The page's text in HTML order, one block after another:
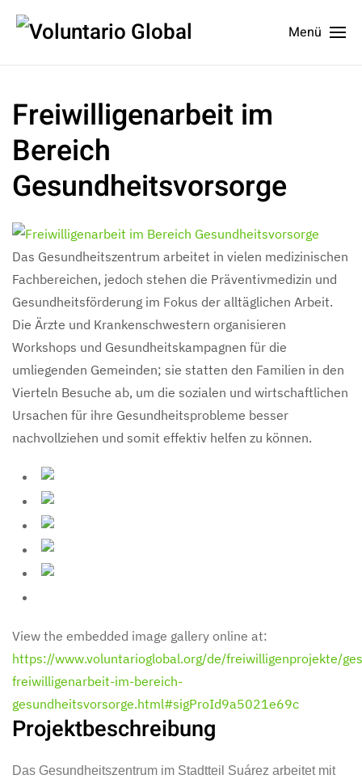
Menü
Freiwilligenarbeit im
Bereich
Gesundheitsvorsorge
Das Gesundheitszentrum arbeitet in vielen medizinischen
Fachbereichen, jedoch stehen die Präventivmedizin und
Gesundheitsförderung im Fokus der alltäglichen Arbeit.
Die Ärzte und Krankenschwestern organisieren
Workshops und Gesundheitskampagnen für die
umliegenden Gemeinden; sie statten den Familien in den
Vierteln Besuche ab, um die sozialen und wirtschaftlichen
Ursachen für ihre Gesundheitsprobleme besser
nachvollziehen und somit effektiv helfen zu können.
View the embedded image gallery online at:
https://www.voluntarioglobal.org/de/freiwilligenprojekte/
freiwilligenarbeit-im-bereich-
gesundheitsvorsorge.html#sigProId9a5021e69c
Projektbeschreibung
Das Gesundheitszentrum im Stadtteil Suárez arbeitet mit